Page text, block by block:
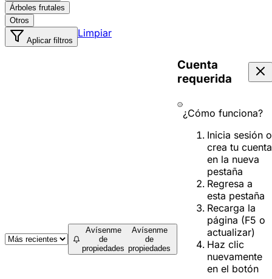
Árboles frutales
Otros
Aplicar filtros
Limpiar
Avísenme
de
propiedades
Avísenme
de
propiedades
Cuenta
requerida
¿Cómo funciona?
Inicia sesión o
crea tu cuenta
en la nueva
pestaña
Regresa a
esta pestaña
Recarga la
página (F5 o
actualizar)
Haz clic
nuevamente
en el botón